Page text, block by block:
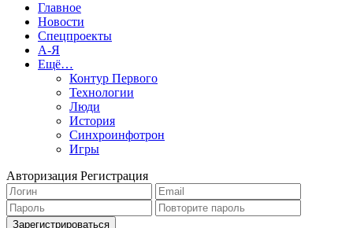
Главное
Новости
Спецпроекты
А-Я
Ещё…
Контур Первого
Технологии
Люди
История
Синхроинфотрон
Игры
Авторизация Регистрация